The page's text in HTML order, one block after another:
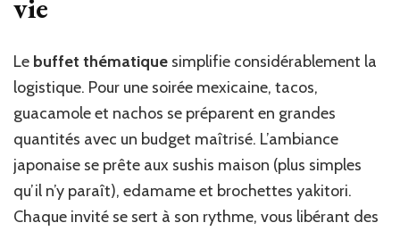
vie
Le buffet thématique simplifie considérablement la
logistique. Pour une soirée mexicaine, tacos,
guacamole et nachos se préparent en grandes
quantités avec un budget maîtrisé. L’ambiance
japonaise se prête aux sushis maison (plus simples
qu’il n’y paraît), edamame et brochettes yakitori.
Chaque invité se sert à son rythme, vous libérant des